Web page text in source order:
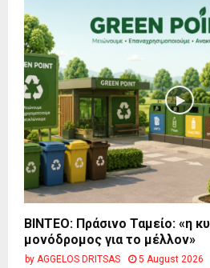
BINTEO: Πράσινο Ταμείο: «η
μονόδρομος για το μέλλον»
by AGGELOS DRITSAS 5 August 2026